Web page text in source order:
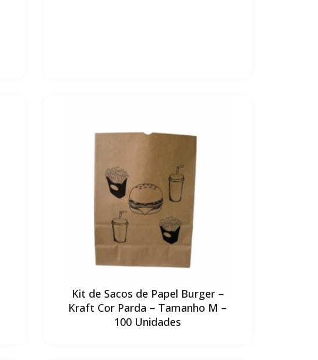
Kit de Sacos de Papel Burger –
Kraft Cor Parda – Tamanho M –
100 Unidades